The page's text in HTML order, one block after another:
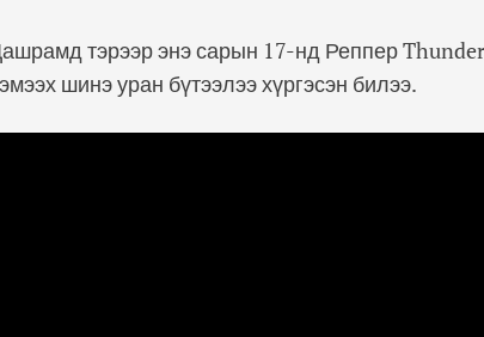
тэрээр энэ сарын 17-нд Реппер
шинэ уран бүтээлээ хүргэсэн билээ.